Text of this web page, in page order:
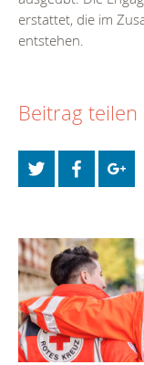
erstattet, die im
entstehen.
Beitrag teilen